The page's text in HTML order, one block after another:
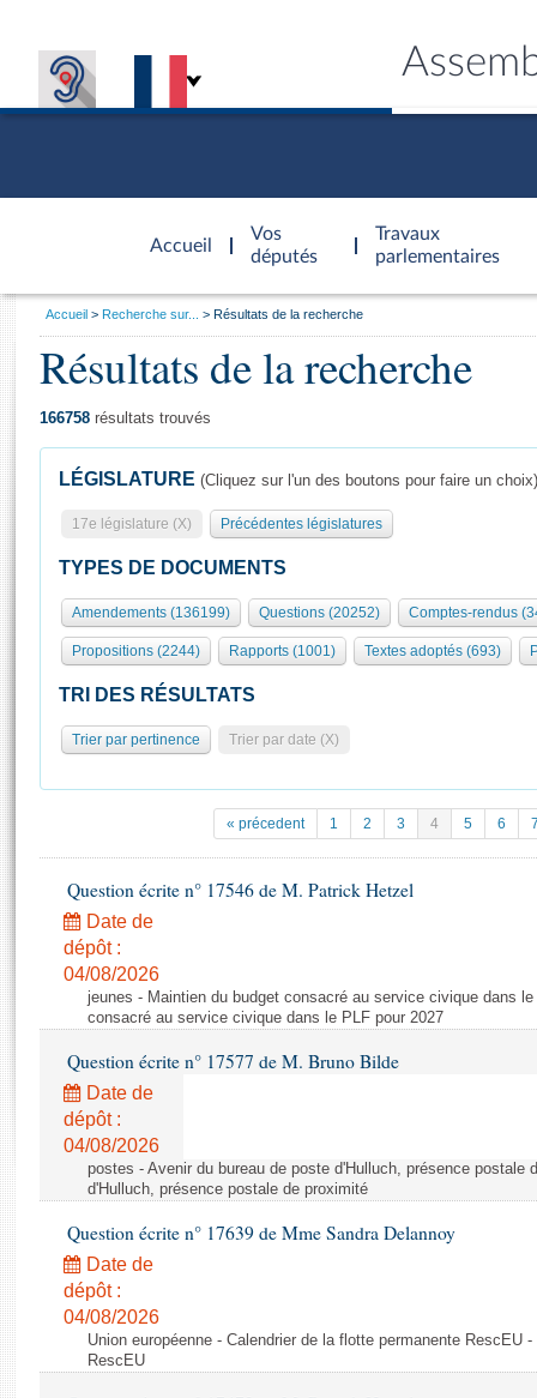
Accueil
d'accueil
Vos
députés
Travaux
parlementaires
Présidence
577 députés
Groupes politiques
Séance publique
Commissions et autres organes
Europe et International
Pétitions
Projets de loi
Propositions de loi
Amendements
Textes adoptés
Rapports législatifs
Rapports sur l'application des lois
Baromètre de l’application des lois
Dossiers législatifs
Budget et sécurité sociale
Questions écrites et orales
Comptes rendus des débats
Général
Rôle et pouvoirs de l'Assemblée
Organisation de l'Assemblée
Présidence Conférence des Présidents Bureau Collège des
Statistiques et chiffres clés
Documents de référence
( Constitution | Règlement de l'Assemblée ... )
Histoire
Juniors
Anciennes législatures
Visiter l'Assemblée
Visite virtuelle du palais Bourbon
Assister à une séance
Contacts et plan d'accès
Photos libres de droit
Vous
Accueil Recherche sur... Résultats de la recherche
Résultats de la recherche
166758 résultats trouvés
LÉGISLATURE (Cliquez sur l'un des boutons pour faire un choix)
17e législature (X) Précédentes législatures
TYPES DE DOCUMENTS
Amendements (136199) Questions (20252) Comptes-rendus
Propositions (2244) Rapports (1001) Textes adoptés (693)
TRI DES RÉSULTATS
Trier par pertinence Trier par date (X)
« précedent 1 2 3 4 5 6
Question écrite n° 17546 de M. Patrick Hetzel
Date de
dépôt :
04/08/2026
jeunes - Maintien du budget consacré au service civique dans
consacré au service civique dans le PLF pour 2027
Question écrite n° 17577 de M. Bruno Bilde
Date de
dépôt :
04/08/2026
postes - Avenir du bureau de poste d'Hulluch, présence postale
d'Hulluch, présence postale de proximité
Question écrite n° 17639 de Mme Sandra Delannoy
Date de
dépôt :
04/08/2026
Union européenne - Calendrier de la flotte permanente RescEU
RescEU